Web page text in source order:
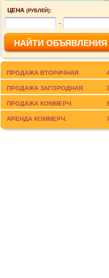
ЦЕНА (РУБЛЕЙ):
-
ПРОДАЖА ВТОРИЧНАЯ
ПРОДАЖА ЗАГОРОДНАЯ 3
ПРОДАЖА КОММЕРЧ. 9
АРЕНДА КОММЕРЧ. 7